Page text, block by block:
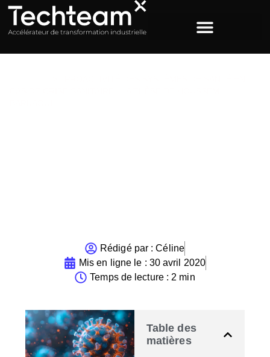
Rédigé par :Céline
Mis en ligne le : 30 avril 2020
Temps de lecture : 2 min
Table des
matières